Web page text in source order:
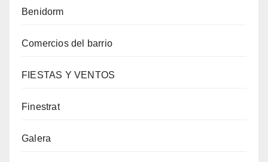
Benidorm
Comercios del barrio
FIESTAS Y VENTOS
Finestrat
Galera